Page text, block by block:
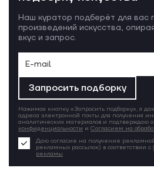
Наш куратор подберёт для вас
произведений искусства,
вкус и запрос.
Запросить подборку
Нажимая кнопку «Запросить подборку», я
адреса электронной почты для получения
аналитических материалов и подтверждаю
конфиденциальности и Согласием на
Даю согласие на получение
рекламных рассылок) в соответствии с
рекламы